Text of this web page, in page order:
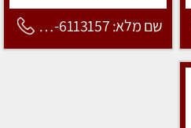
שם מלא: 053-6113157